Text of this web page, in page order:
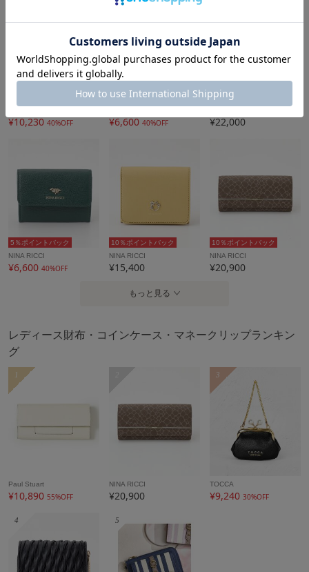
¥10,230 40%OFF
5％ポイントバック
¥6,600 40%OFF
10％ポイントバック
¥22,000
5％ポイントバック
NINA RICCI
¥6,600 40%OFF
10％ポイントバック
NINA RICCI
¥15,400
10％ポイントバック
NINA RICCI
¥20,900
もっと見る
レディース財布・コインケース・マネークリップランキン
グ
1
Paul Stuart
¥10,890 55%OFF
NINA RICCI
¥20,900
3
TOCCA
¥9,24030%OFF
4 5